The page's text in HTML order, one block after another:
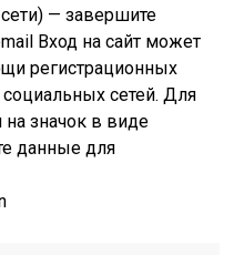
сети) — завершите
Вход на сайт может
регистрационных
сетей. Для
значок в виде
данные для